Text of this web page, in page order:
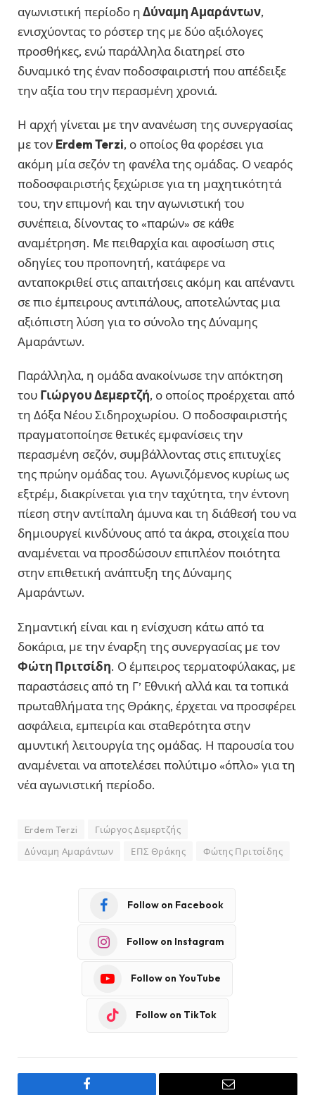
αγωνιστική περίοδο ηΔύναμη Αμαράντων,
ενισχύοντας το ρόστερ της με δύο αξιόλογες
προσθήκες, ενώ παράλληλα διατηρεί στο
δυναμικό της έναν ποδοσφαιριστή που απέδειξε
την αξία του την περασμένη χρονιά.
Η αρχή γίνεται με την ανανέωση της συνεργασίας
με τον Erdem Terzi, ο οποίος θα φορέσει για
ακόμη μία σεζόν τη φανέλα της ομάδας. Ο νεαρός
ποδοσφαιριστής ξεχώρισε για τη μαχητικότητά
του, την επιμονή και την αγωνιστική του
συνέπεια, δίνοντας το «παρών» σε κάθε
αναμέτρηση. Με πειθαρχία και αφοσίωση στις
οδηγίες του προπονητή, κατάφερε να
ανταποκριθεί στις απαιτήσεις ακόμη και απέναντι
σε πιο έμπειρους αντιπάλους, αποτελώντας μια
αξιόπιστη λύση για το σύνολο της Δύναμης
Αμαράντων.
Παράλληλα, η ομάδα ανακοίνωσε την απόκτηση
του Γιώργου Δεμερτζή, ο οποίος προέρχεται από
τη Δόξα Νέου Σιδηροχωρίου. Ο ποδοσφαιριστής
πραγματοποίησε θετικές εμφανίσεις την
περασμένη σεζόν, συμβάλλοντας στις επιτυχίες
της πρώην ομάδας του. Αγωνιζόμενος κυρίως ως
εξτρέμ, διακρίνεται για την ταχύτητα, την έντονη
πίεση στην αντίπαλη άμυνα και τη διάθεσή του να
δημιουργεί κινδύνους από τα άκρα, στοιχεία που
αναμένεται να προσδώσουν επιπλέον ποιότητα
στην επιθετική ανάπτυξη της Δύναμης
Αμαράντων.
Σημαντική είναι και η ενίσχυση κάτω από τα
δοκάρια, με την έναρξη της συνεργασίας με τον
Φώτη Πριτσίδη. Ο έμπειρος τερματοφύλακας, με
παραστάσεις από τη Γ’ Εθνική αλλά και τα τοπικά
πρωταθλήματα της Θράκης, έρχεται να προσφέρει
ασφάλεια, εμπειρία και σταθερότητα στην
αμυντική λειτουργία της ομάδας. Η παρουσία του
αναμένεται να αποτελέσει πολύτιμο «όπλο» για τη
νέα αγωνιστική περίοδο.
Erdem Terzi
Γιώργος Δεμερτζής
Δύναμη Αμαράντων
ΕΠΣ Θράκης Φώτης Πριτσίδης
Follow on Facebook
Follow on Instagram
Follow on YouTube
Follow on TikTok